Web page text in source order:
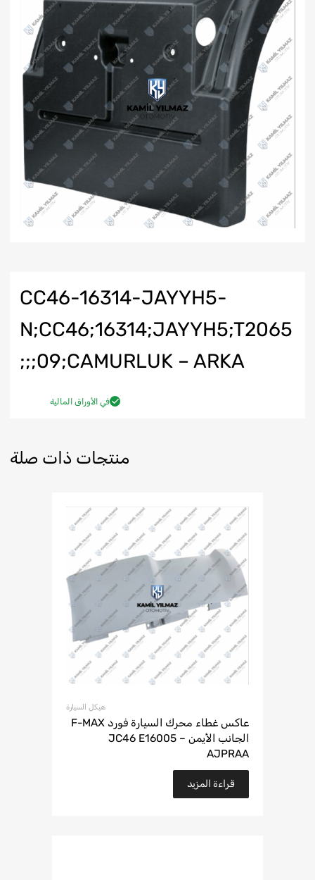
CC46-16314-JAYYH5-
N;CC46;16314;JAYYH5;T2065
09;CAMURLUK – ARKA;;;
في الأوراق المالية
منتجات ذات صلة
هيكل السيارة
عاكس غطاء محرك السيارة فورد F-MAX
الجانب الأيمن – JC46 E16005
AJPRAA
قراءة المزيد